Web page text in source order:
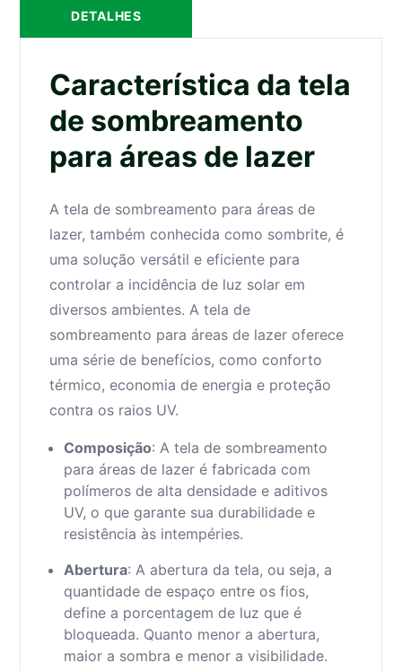
DETALHES
Característica da tela
de sombreamento
para áreas de lazer
A tela de sombreamento para áreas de
lazer, também conhecida como sombrite, é
uma solução versátil e eficiente para
controlar a incidência de luz solar em
diversos ambientes. A tela de
sombreamento para áreas de lazer oferece
uma série de benefícios, como conforto
térmico, economia de energia e proteção
contra os raios UV.
Composição: A tela de sombreamento
para áreas de lazer é fabricada com
polímeros de alta densidade e aditivos
UV, o que garante sua durabilidade e
resistência às intempéries.
Abertura: A abertura da tela, ou seja, a
quantidade de espaço entre os fios,
define a porcentagem de luz que é
bloqueada. Quanto menor a abertura,
maior a sombra e menor a visibilidade.